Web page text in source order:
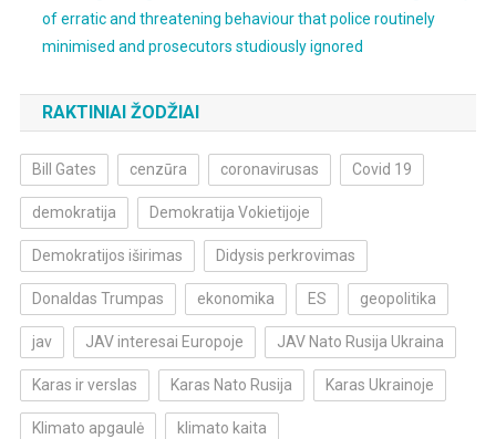
of erratic and threatening behaviour that police routinely
minimised and prosecutors studiously ignored
RAKTINIAI ŽODŽIAI
Bill Gates cenzūra coronavirusas Covid 19
demokratija Demokratija Vokietijoje
Demokratijos iširimas Didysis perkrovimas
Donaldas Trumpas ekonomika ES geopolitika
jav JAV interesai Europoje JAV Nato Rusija Ukraina
Karas ir verslas Karas Nato Rusija Karas Ukrainoje
Klimato apgaulė klimato kaita